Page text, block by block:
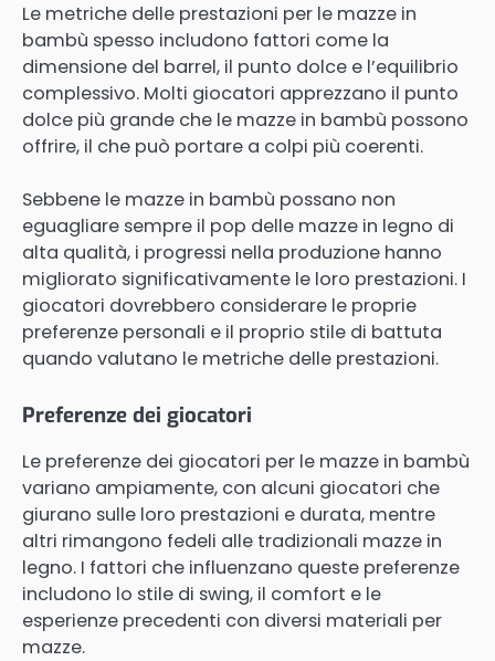
Le metriche delle prestazioni per le mazze in
bambù spesso includono fattori come la
dimensione del barrel, il punto dolce e l’equilibrio
complessivo. Molti giocatori apprezzano il punto
dolce più grande che le mazze in bambù possono
offrire, il che può portare a colpi più coerenti.
Sebbene le mazze in bambù possano non
eguagliare sempre il pop delle mazze in legno di
alta qualità, i progressi nella produzione hanno
migliorato significativamente le loro prestazioni. I
giocatori dovrebbero considerare le proprie
preferenze personali e il proprio stile di battuta
quando valutano le metriche delle prestazioni.
Preferenze dei giocatori
Le preferenze dei giocatori per le mazze in bambù
variano ampiamente, con alcuni giocatori che
giurano sulle loro prestazioni e durata, mentre
altri rimangono fedeli alle tradizionali mazze in
legno. I fattori che influenzano queste preferenze
includono lo stile di swing, il comfort e le
esperienze precedenti con diversi materiali per
mazze.